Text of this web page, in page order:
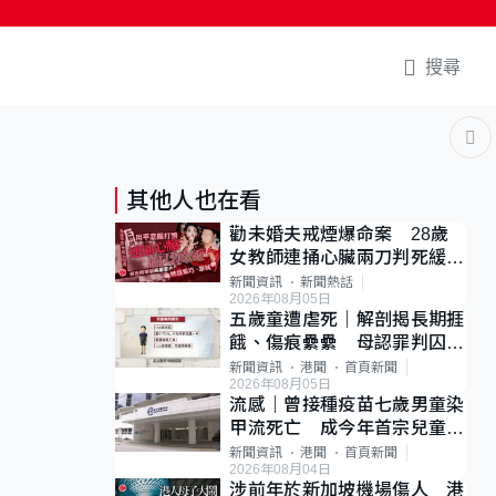
搜尋
其他人也在看
勸未婚夫戒煙爆命案 28歲
女教師連捅心臟兩刀判死緩
母斥判太重已上訴
新聞資訊
新聞熱話
2026年08月05日
五歲童遭虐死｜解剖揭長期捱
餓、傷痕纍纍 母認罪判囚
22年 官斥冷血：同類案最
惡劣
新聞資訊 港聞
首頁新聞
2026年08月05日
流感｜曾接種疫苗七歲男童染
甲流死亡 成今年首宗兒童感
染離世個案
新聞資訊 港聞
首頁新聞
2026年08月04日
涉前年於新加坡機場傷人 港